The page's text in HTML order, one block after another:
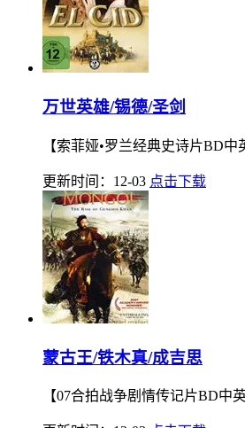
万世英雄/锡德/圣剑
【索菲娅•罗兰经典史诗片BD中
更新时间：12-03 点击下载
蒙古王/铁木真/成吉思
【07合拍战争剧情传记片BD中